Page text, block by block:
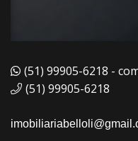
(51) 99905-6218 -
(51) 99905-6218